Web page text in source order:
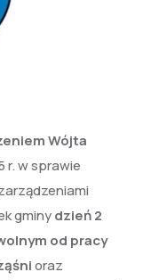
Wójta
r. w sprawie
gminydzień 2
od pracy
oraz